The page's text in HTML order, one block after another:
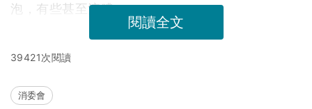
泡，有些甚至流膿。
閱讀全文
39421次閱讀
消委會